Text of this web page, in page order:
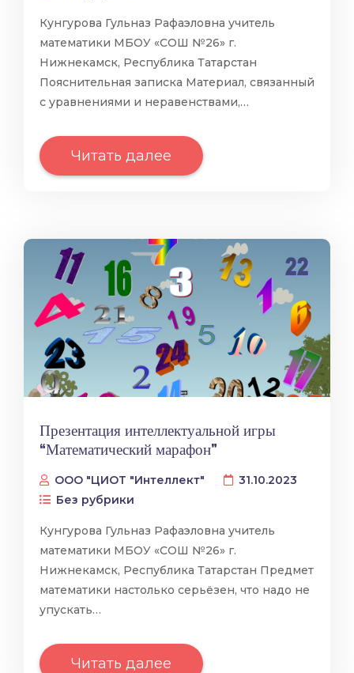
Кунгурова Гульназ Рафаэловна учитель
математики МБОУ «СОШ №26» г.
Нижнекамск, Республика Татарстан
Пояснительная записка Материал, связанный
с уравнениями и неравенствами,…
Читать далее
Презентация интеллектуальной игры
“Математический марафон”
ООО "ЦИОТ "Интеллект"
31.10.2023
Без рубрики
Кунгурова Гульназ Рафаэловна учитель
математики МБОУ «СОШ №26» г.
Нижнекамск, Республика Татарстан Предмет
математики настолько серьёзен, что надо не
упускать…
Читать далее